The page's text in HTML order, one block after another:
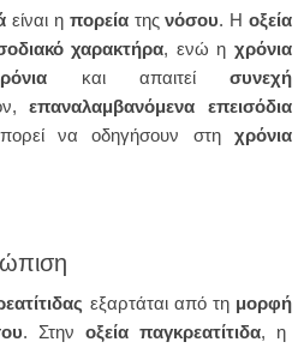
είναι η πορείατηςνόσου. Ηοξεία
χαρακτήρα, ενώ ηχρόνια
και απαιτείσυνεχή
επαναλαμβανόμενα
επεισόδια
να οδηγήσουν στηχρόνια
εξαρτάται από τη μορφή
. Στην οξεία παγκρεατίτιδα, η